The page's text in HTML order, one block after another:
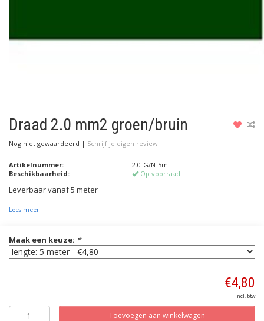
Draad 2.0 mm2 groen/bruin
Nog niet gewaardeerd | Schrijf je eigen review
Artikelnummer:
2.0-G/N-5m
Beschikbaarheid:
Op voorraad
Leverbaar vanaf 5 meter
Lees meer
Maak een keuze: *
€4,80
Incl. btw
Toevoegen aan winkelwagen